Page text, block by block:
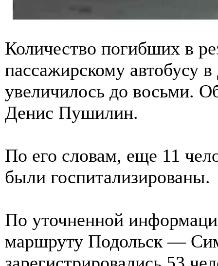
Количество погибших в
пассажирскому автобусу
увеличилось до восьми.
Денис Пушилин.
По его словам, еще 11
были госпитализированы.
По уточненной
маршруту Подольск —